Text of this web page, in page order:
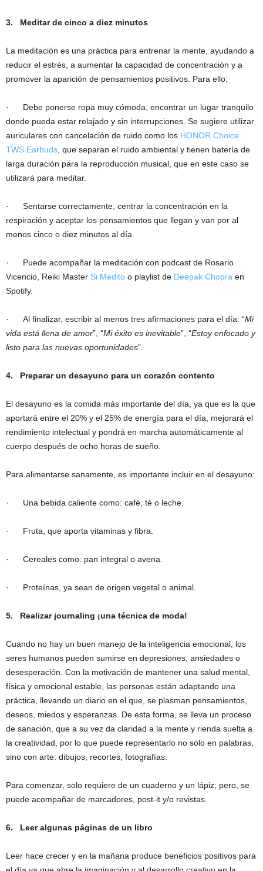
3. Meditar de cinco a diez minutos
La meditación es una práctica para entrenar la mente, ayudando a
reducir el estrés, a aumentar la capacidad de concentración y a
promover la aparición de pensamientos positivos. Para ello:
· Debe ponerse ropa muy cómoda, encontrar un lugar tranquilo
donde pueda estar relajado y sin interrupciones. Se sugiere utilizar
auriculares con cancelación de ruido como los HONOR Choice
TWS Earbuds , que separan el ruido ambiental y tienen batería de
larga duración para la reproducción musical, que en este caso se
utilizará para meditar.
· Sentarse correctamente, centrar la concentración en la
respiración y aceptar los pensamientos que llegan y van por al
menos cinco o diez minutos al día.
· Puede acompañar la meditación con podcast de Rosario
Vicencio, Reiki Master Si Medito o playlist de Deepak Chopra en
Spotify.
· Al finalizar, escribir al menos tres afirmaciones para el día: “Mi
vida está llena de amor”, “Mi éxito es inevitable”, “Estoy enfocado y
listo para las nuevas oportunidades”.
4. Preparar un desayuno para un corazón contento
El desayuno es la comida más importante del día, ya que es la que
aportará entre el 20% y el 25% de energía para el día, mejorará el
rendimiento intelectual y pondrá en marcha automáticamente al
cuerpo después de ocho horas de sueño.
Para alimentarse sanamente, es importante incluir en el desayuno:
· Una bebida caliente como: café, té o leche.
· Fruta, que aporta vitaminas y fibra.
· Cereales como: pan integral o avena.
· Proteínas, ya sean de origen vegetal o animal.
5. Realizar journaling ¡una técnica de moda!
Cuando no hay un buen manejo de la inteligencia emocional, los
seres humanos pueden sumirse en depresiones, ansiedades o
desesperación. Con la motivación de mantener una salud mental,
física y emocional estable, las personas están adaptando una
práctica, llevando un diario en el que, se plasman pensamientos,
deseos, miedos y esperanzas. De esta forma, se lleva un proceso
de sanación, que a su vez da claridad a la mente y rienda suelta a
la creatividad, por lo que puede representarlo no solo en palabras,
sino con arte: dibujos, recortes, fotografías.
Para comenzar, solo requiere de un cuaderno y un lápiz; pero, se
puede acompañar de marcadores, post-it y/o revistas.
6. Leer algunas páginas de un libro
Leer hace crecer y en la mañana produce beneficios positivos para